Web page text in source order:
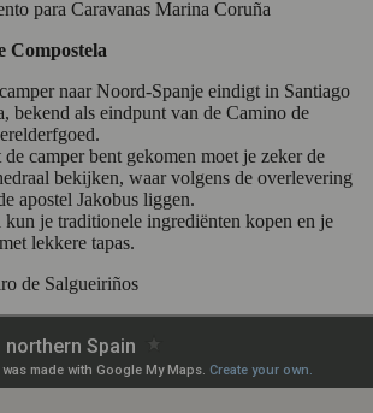
para Caravanas Marina Coruña
Compostela
naar Noord-Spanje eindigt in Santiago
bekend als eindpunt van de Camino de
camper bent gekomen moet je zeker de
bekijken, waar volgens de overlevering
apostel Jakobus liggen.
je traditionele ingrediënten kopen en je
lekkere tapas.
de Salgueiriños